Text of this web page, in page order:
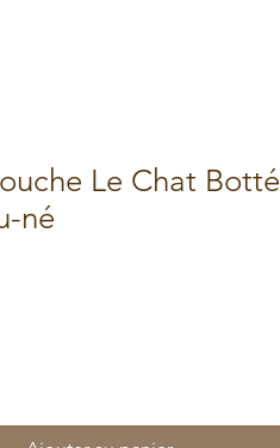
Le Chat Botté
né